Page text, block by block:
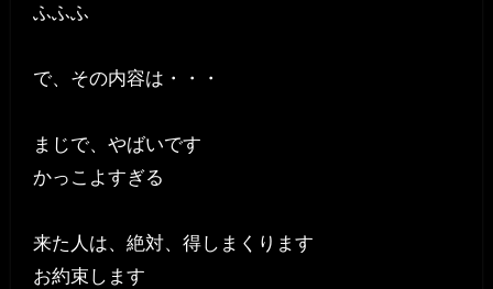
ふふふ
で、その内容は・・・
まじで、やばいです
かっこよすぎる
来た人は、絶対、得しまくります
お約束します